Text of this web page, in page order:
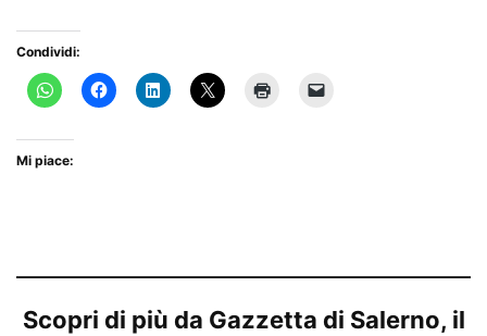
Condividi:
Mi piace:
Scopri di più da Gazzetta di Salerno, il